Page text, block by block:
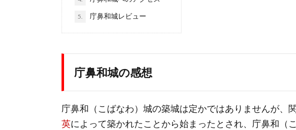
5. 庁鼻和城レビュー
庁鼻和城の感想
庁鼻和（こばなわ）城の築城は定かではありませんが、
英によって築かれたことから始まったとされ、庁鼻和（